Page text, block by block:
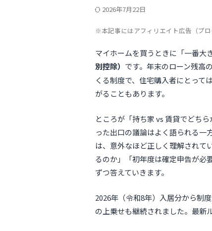
2026年7月22日
※本記事にはアフィリエイト広告（プロ
マイホームを買うときに「一番大
別控除） です。年末のローン残高の
くる制度で、住宅購入者にとって
がることもあります。
ところが「持ち家 vs 賃貸でどち
った出口の議論はよく語られる一方
は、意外なほど正しく理解されて
るのか」「初年度は確定申告が
ずつ答えていきます。
2026年（令和8年）入居分から制
の上乗せも継続されました。最新